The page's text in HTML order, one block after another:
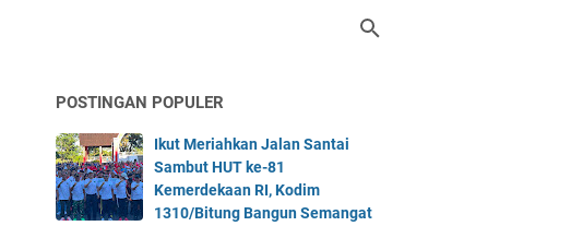
POSTINGAN POPULER
Ikut Meriahkan Jalan Santai
Sambut HUT ke-81
Kemerdekaan RI, Kodim
1310/Bitung Bangun Semangat